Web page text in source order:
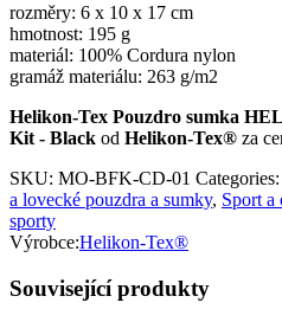
rozměry: 6 x 10 x 17 cm
hmotnost: 195 g
materiál: 100% Cordura nylon
gramáž materiálu: 263 g/m2
Helikon-Tex Pouzdro sumka
Kit - Black od Helikon-Tex® za
SKU: MO-BFK-CD-01 Categories:
a lovecké pouzdra a sumky, Sport a
sporty
Výrobce:Helikon-Tex®
Související produkty